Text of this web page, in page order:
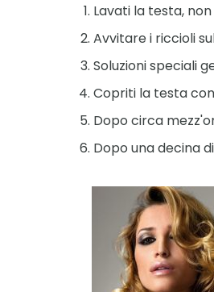
Lavati la testa,
Avvitare i riccioli
Soluzioni speciali
Copriti la testa
Dopo circa
Dopo una decina